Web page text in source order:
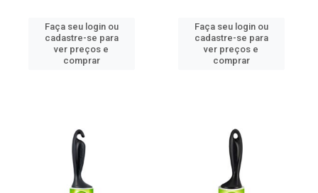
Faça seu login ou
cadastre-se para
ver preços e
comprar
Faça seu login ou
cadastre-se para
ver preços e
comprar